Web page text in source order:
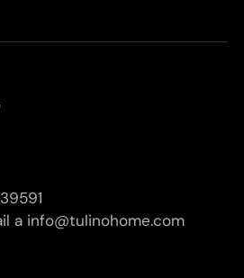
a info@tulinohome.com